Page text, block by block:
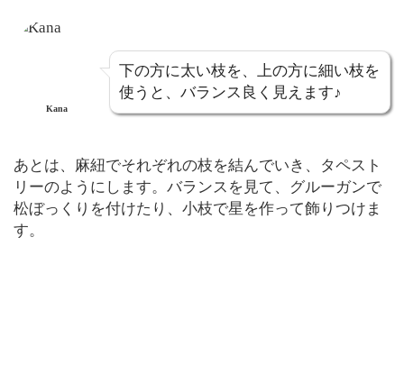
Kana
下の方に太い枝を、上の方に細い枝を
使うと、バランス良く見えます♪
あとは、麻紐でそれぞれの枝を結んでいき、タペスト
リーのようにします。バランスを見て、グルーガンで
松ぼっくりを付けたり、小枝で星を作って飾りつけま
す。